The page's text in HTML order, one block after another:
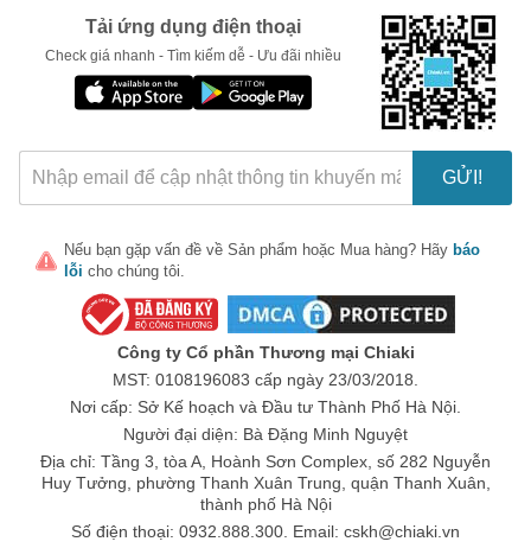
Tải ứng dụng điện thoại
Check giá nhanh - Tìm kiếm dễ - Ưu đãi nhiều
GỬI!
Nếu bạn gặp vấn đề về Sản phẩm hoặc Mua hàng? Hãy báo
lỗi cho chúng tôi.
Công ty Cổ phần Thương mại Chiaki
MST: 0108196083 cấp ngày 23/03/2018.
Nơi cấp: Sở Kế hoạch và Đầu tư Thành Phố Hà Nội.
Người đại diện: Bà Đặng Minh Nguyệt
Địa chỉ: Tầng 3, tòa A, Hoành Sơn Complex, số 282 Nguyễn
Huy Tưởng, phường Thanh Xuân Trung, quận Thanh Xuân,
thành phố Hà Nội
Số điện thoại: 0932.888.300. Email: cskh@chiaki.vn